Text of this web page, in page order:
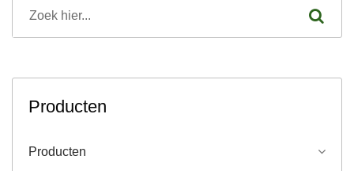
Producten
Producten